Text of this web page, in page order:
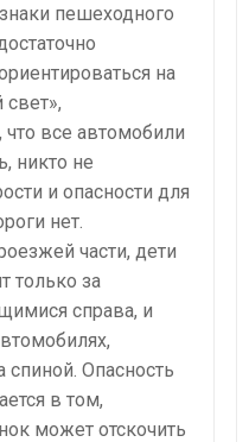
пешеходного
на
все автомобили
никто не
и опасности для
нет.
части, дети
только за
справа, и
Опасность
в том,
может отскочить